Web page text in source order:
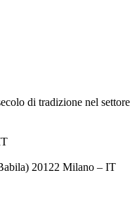
di tradizione nel
20122 Milano – IT